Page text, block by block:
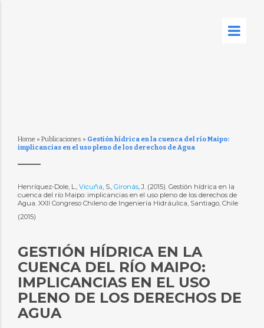
Home » Publicaciones » Gestión hídrica en la cuenca del río Maipo:
implicancias en el uso pleno de los derechos de Agua
Henríquez-Dole, L., Vicuña, S., Gironás, J. (2015). Gestión hídrica en la
cuenca del río Maipo: implicancias en el uso pleno de los derechos de
Agua. XXII Congreso Chileno de Ingeniería Hidráulica, Santiago, Chile
(2015)
GESTIÓN HÍDRICA EN LA
CUENCA DEL RÍO MAIPO:
IMPLICANCIAS EN EL USO
PLENO DE LOS DERECHOS DE
AGUA